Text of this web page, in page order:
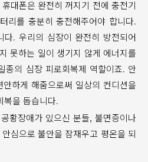
대폰은 완전히 꺼지기 전에 충전기
리를 충분히 충전해주어야 합니다.
다. 우리의 심장이 완전히 방전되어
못하는 일이 생기지 않게 에너지를
종의 심장 피로회복제 역할이죠. 안
하게 해줌으로써 일상의 컨디션을
복을 돕습니다.
황장애가 있으신 분들, 불면증이나
심으로 불안을 잠재우고 평온을 되